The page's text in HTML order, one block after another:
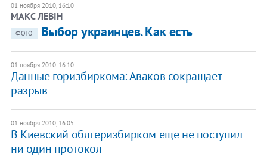
01 ноября 2010, 16:10
​МАКС ЛЕВІН
ФОТО Выбор украинцев. Как есть
01 ноября 2010, 16:10
Данные горизбиркома: Аваков сокращает
разрыв
01 ноября 2010, 16:05
В Киевский облтеризбирком еще не поступил
ни один протокол